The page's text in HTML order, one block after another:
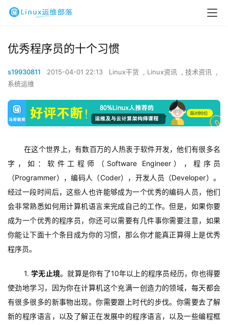
优秀程序员的十个习惯
s19930811 2015-04-01 22:13 Linux干货 , Linux资讯 , 技术资讯
,
系统运维
在这个世界上，有数百万的人热衷于软件开发，他们有很多名
字，如：软件工程师（Software Engineer），程序员
（Programmer），编码人（Coder），开发人员（Developer）。
经过一段时间后，这些人也许能够成为一个优秀的编码人员，他们
会非常熟悉如何用计算机语言来完成自己的工作。但是，如果你要
成为一个优秀的程序员，你还可以需要有几件事你需要注意，如果
你能让下面十个条目成为你的习惯，那么你才能真正算得上是优秀
程序员。
1. 学无止境。就算是你有了10年以上的程序员经历，你也得要
使劲地学习，因为你在计算机这个充满一创造力的领域，每天都会
有很多很多的新事物出现。你需要跟上时代的步伐。你需要去了解
新的程序语言，以及了解正在发展中的程序语言，以及一些编程框